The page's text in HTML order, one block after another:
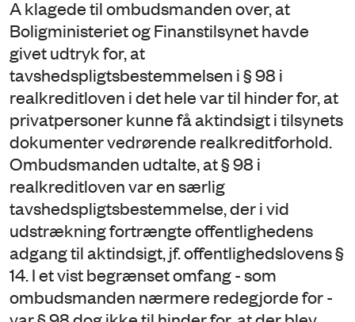
A klagede til ombudsmanden over, at
Boligministeriet og Finanstilsynet havde
givet udtryk for, at
tavshedspligtsbestemmelsen i § 98 i
realkreditloven i det hele var til hinder for, at
privatpersoner kunne få aktindsigt i tilsynets
dokumenter vedrørende realkreditforhold.
Ombudsmanden udtalte, at § 98 i
realkreditloven var en særlig
tavshedspligtsbestemmelse, der i vid
udstrækning fortrængte offentlighedens
adgang til aktindsigt, jf. offentlighedslovens §
14. I et vist begrænset omfang - som
ombudsmanden nærmere redegjorde for -